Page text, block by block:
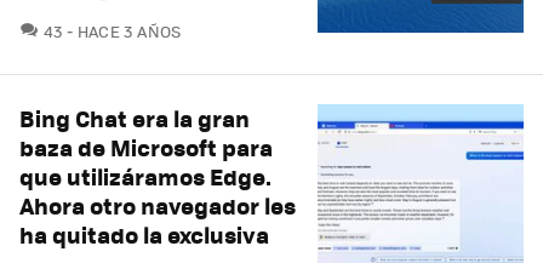
43 COMENTARIOS
HACE 3 AÑOS
Bing Chat era la gran
baza de Microsoft para
que utilizáramos Edge.
Ahora otro navegador les
ha quitado la exclusiva